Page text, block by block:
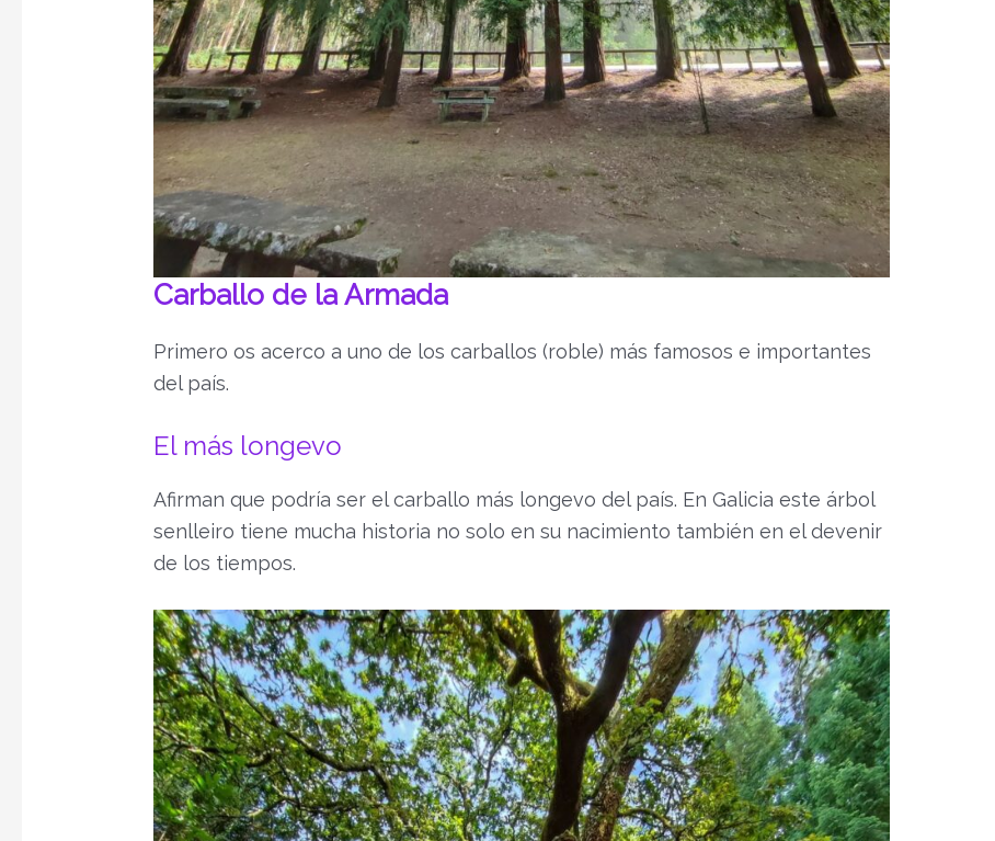
Carballo de la Armada
Primero os acerco a uno de los carballos (roble) más famosos e importantes
del país.
El más longevo
Afirman que podría ser el carballo más longevo del país. En Galicia este árbol
senlleiro tiene mucha historia no solo en su nacimiento también en el devenir
de los tiempos.